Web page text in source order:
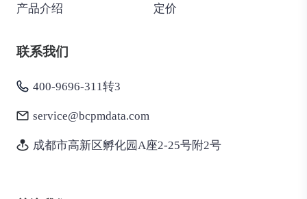
产品介绍 定价
联系我们
400-9696-311转3
service@bcpmdata.com
成都市高新区孵化园A座2-25号附2号